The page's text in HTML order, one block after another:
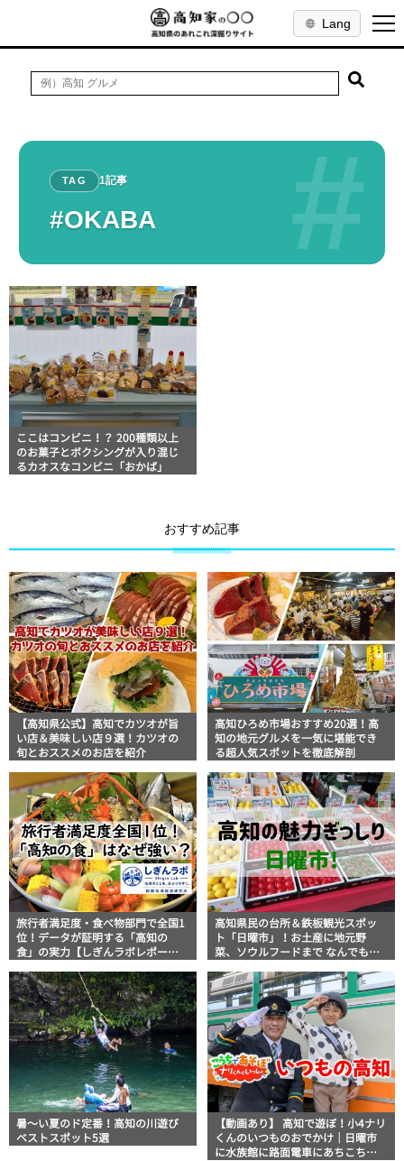
Lang
#
TAG 1記事
#OKABA
ここはコンビニ！？ 200種類以上
のお菓子とボクシングが入り混じ
るカオスなコンビニ「おかば」
おすすめ記事
【高知県公式】高知でカツオが旨
い店＆美味しい店９選！カツオの
旬とおススメのお店を紹介
高知ひろめ市場おすすめ20選！高
知の地元グルメを一気に堪能でき
る超人気スポットを徹底解剖
旅行者満足度・食べ物部門で全国1
位！データが証明する「高知の
食」の実力【しぎんラボレポー
高知県民の台所＆鉄板観光スポッ
ト「日曜市」！お土産に地元野
菜、ソウルフードまで なんでもそ
説！
暑～い夏のド定番！高知の川遊び
ベストスポット5選
【動画あり】 高知で遊ぼ！小4ナリ
くんのいつものおでかけ｜日曜市
に水族館に路面電車にあちこち巡